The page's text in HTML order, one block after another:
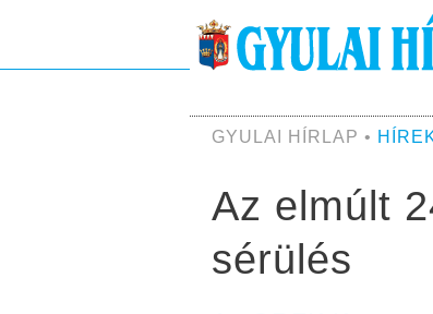
GYULAI HÍRLAP •
Az elmúlt
sérülés